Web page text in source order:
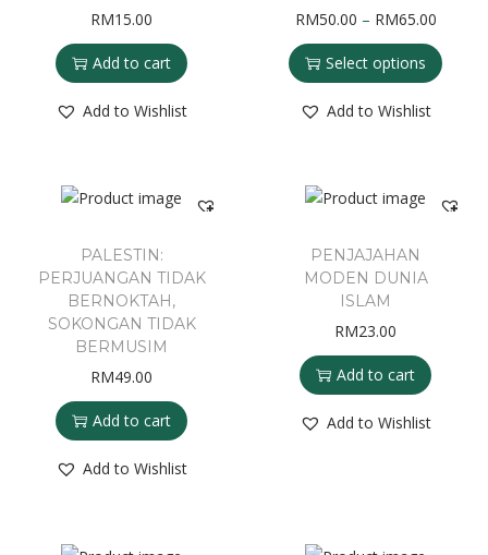
RM15.00
Add to cart
Add to Wishlist
RM50.00 – RM65.00
Select options
Add to Wishlist
PALESTIN:
PERJUANGAN TIDAK
BERNOKTAH,
SOKONGAN TIDAK
BERMUSIM
RM49.00
Add to cart
Add to Wishlist
PENJAJAHAN
MODEN DUNIA
ISLAM
RM23.00
Add to cart
Add to Wishlist